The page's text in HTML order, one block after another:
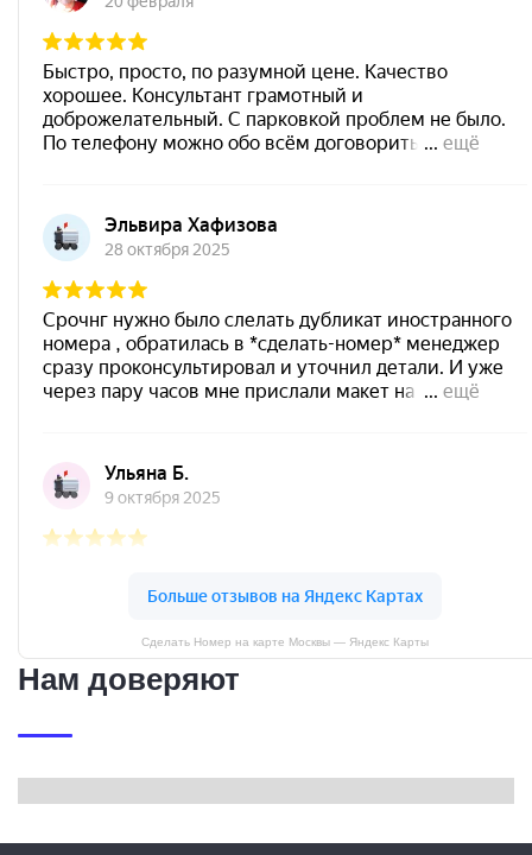
Сделать Номер на карте Москвы — Яндекс Карты
Нам доверяют